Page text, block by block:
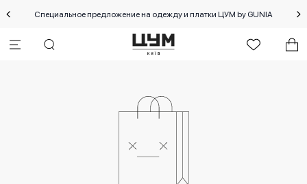
Специальное предложение на одежду и платки ЦУМ by GUNIA